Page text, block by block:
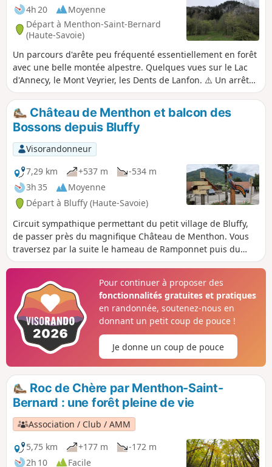
4h 20
Moyenne
Départ à Menthon-Saint-Bernard
(Haute-Savoie)
Un parcours d'arête peu fréquenté essentiellement en forêt
avec une belle montée alpestre. Quelques vues sur le Lac
d'Annecy, le Mont Veyrier, les Dents de Lanfon. ⚠️ Un arrêté
pris par les communes d’Annecy et de Veyrier-du-Lac
interdit l'accès aux véhicules motorisés d’accéder au Col des
Contrebandiers et au Pré Vernet.
Château de Menthon et balcon des
Bossons depuis Bluffy
Visorandonneur
7,29 km
+537 m
-534 m
3h 35
Moyenne
Départ à Bluffy (Haute-Savoie)
Circuit sympathique permettant du petit village de Bluffy,
de passer près du magnifique Château de Menthon. Vous
traversez par la suite le hameau de Ramponnet puis du
Bosson où une petite place agrémentée d'une petite
parcours emprunte ensuite le Sentier de la Remousse, un
peu plus ardu pour revenir à votre point de départ.
Pour continuer à proposer des
fonctionnalités gratuites et pratiques
en randonnée, soutenez-nous en
donnant un petit coup de pouce !
Je donne un coup de pouce
Roc de Chère par Menthon-Saint-
Bernard : une forêt pleine de vie
Association / Club / AMM
5,75 km
+177 m
-172 m
2h 10
Facile